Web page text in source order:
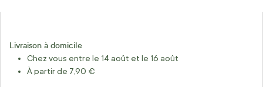
Livraison à domicile
Chez vous entre le 14 août et le 16 août
À partir de 7,90 €